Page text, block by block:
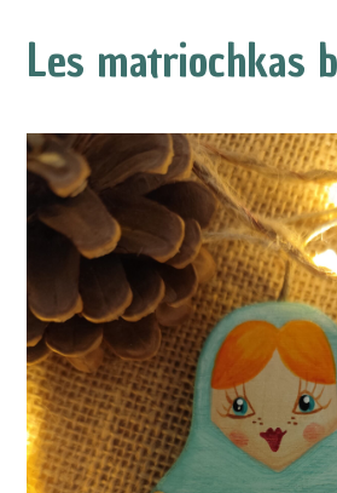
Les matriochkas